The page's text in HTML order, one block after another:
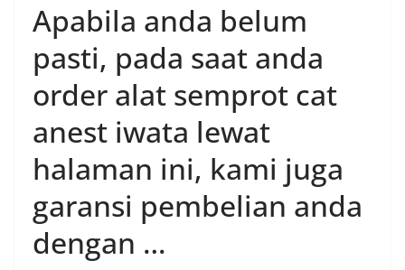
Apabila anda belum
pasti, pada saat anda
order alat semprot cat
anest iwata lewat
halaman ini, kami juga
garansi pembelian anda
dengan …